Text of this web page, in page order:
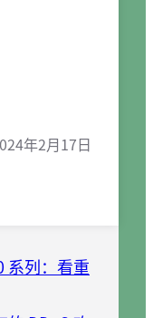
年2月17日
系列：看重